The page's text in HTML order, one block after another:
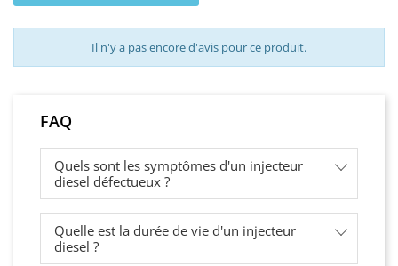
Il n'y a pas encore d'avis pour ce produit.
FAQ
Quels sont les symptômes d'un injecteur
diesel défectueux ?
Quelle est la durée de vie d'un injecteur
diesel ?